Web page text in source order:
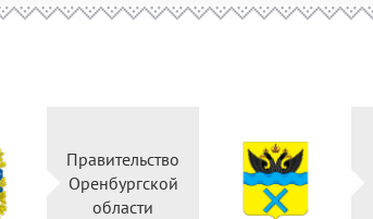
Правительство
Оренбургской
области